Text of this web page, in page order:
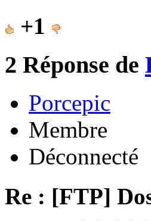
+1
2 Réponse de
Porcepic
Membre
Déconnecté
Re : [FTP]